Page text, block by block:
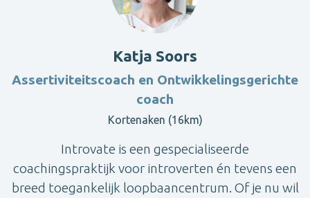
Katja Soors
Assertiviteitscoach en Ontwikkelingsgerichte
coach
Kortenaken (16km)
Introvate is een gespecialiseerde
coachingspraktijk voor introverten én tevens een
breed toegankelijk loopbaancentrum. Of je nu wil